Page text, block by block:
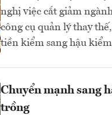
nghị việc cắt giảm
công cụ quản lý thay
tiền kiểm sang hậu
Chuyển mạnh sang
trồng